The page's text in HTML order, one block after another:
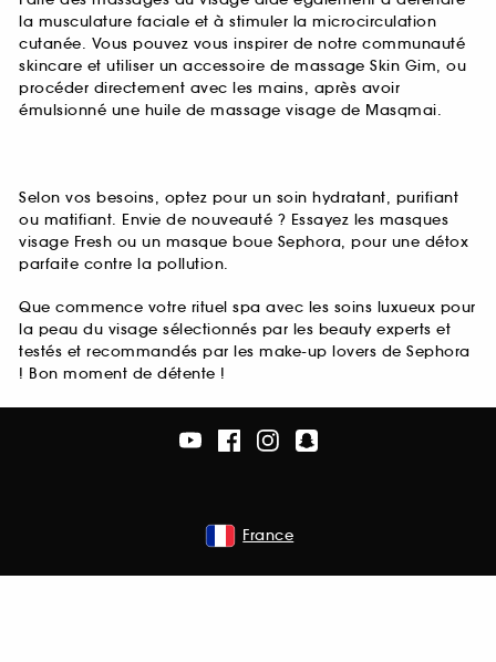
la musculature faciale et à stimuler la microcirculation
cutanée. Vous pouvez vous inspirer de notre communauté
skincare et utiliser un accessoire de massage Skin Gim, ou
procéder directement avec les mains, après avoir
émulsionné une huile de massage visage de Masqmai.
Selon vos besoins, optez pour un soin hydratant, purifiant
ou matifiant. Envie de nouveauté ? Essayez les masques
visage Fresh ou un masque boue Sephora, pour une détox
parfaite contre la pollution.
Que commence votre rituel spa avec les soins luxueux pour
la peau du visage sélectionnés par les beauty experts et
testés et recommandés par les make-up lovers de Sephora
! Bon moment de détente !
France